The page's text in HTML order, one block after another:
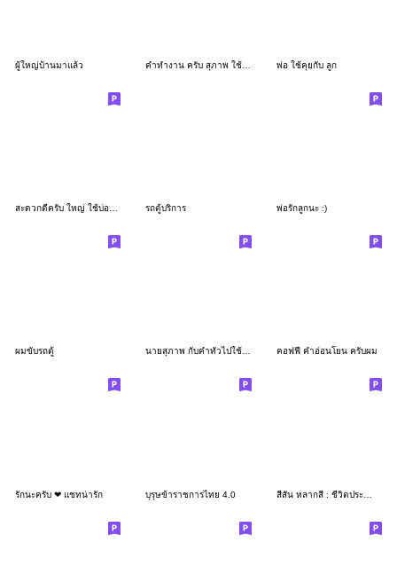
ผู้ใหญ่บ้านมาแล้ว พ่อ ใช้คุยกับ ลูก
รถตู้บริการ พ่อรักลูกนะ :)
ผมขับรถตู้ นายสุภาพ กับคำทั่วไปใช้ง่ายครับ คอฟฟี่ คำอ่อนโยน ครับผม
รักนะครับ ❤ แชทน่ารัก บุรุษข้าราชการไทย 4.0 สีสัน หลากสี : ชีวิตประจำวัน (ครับ)